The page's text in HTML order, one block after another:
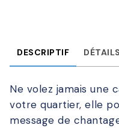
DESCRIPTIF DÉTAILS
Ne volez jamais une
votre quartier, elle
message de